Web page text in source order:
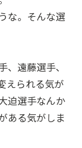
な。そんな選
遠藤選手、
えられる気が
迫選手なんか
ある気がしま